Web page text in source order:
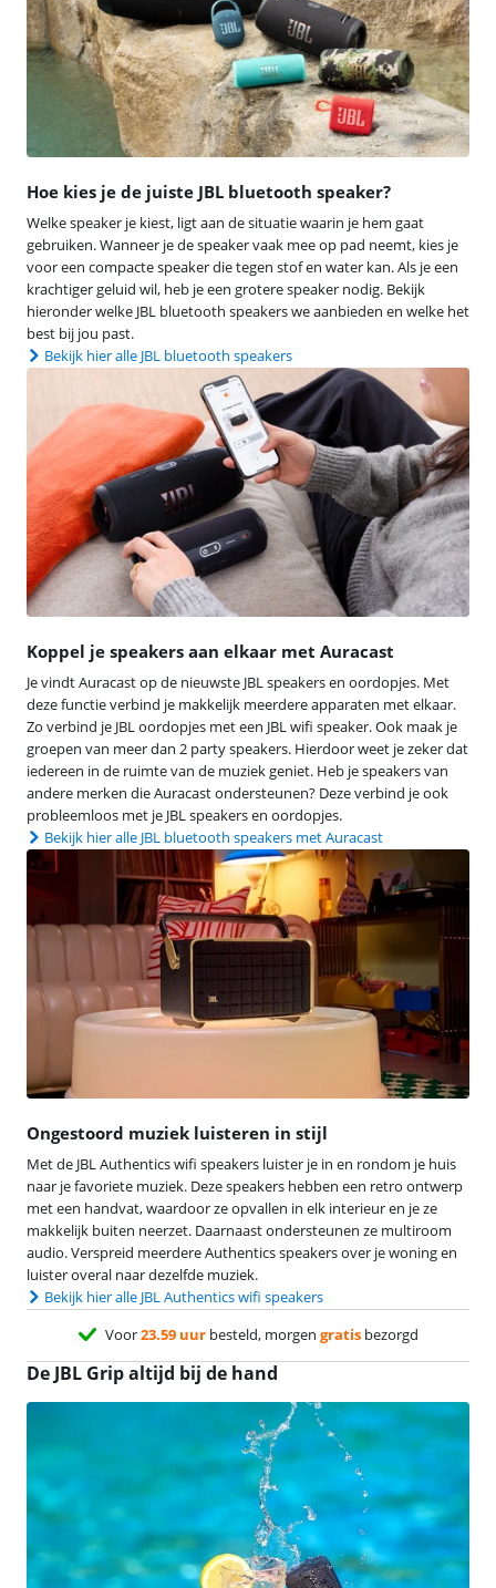
Hoe kies je de juiste JBL bluetooth speaker?
Welke speaker je kiest, ligt aan de situatie waarin je hem gaat
gebruiken. Wanneer je de speaker vaak mee op pad neemt, kies je
voor een compacte speaker die tegen stof en water kan. Als je een
krachtiger geluid wil, heb je een grotere speaker nodig. Bekijk
hieronder welke JBL bluetooth speakers we aanbieden en welke het
best bij jou past.
Bekijk hier alle JBL bluetooth speakers
Koppel je speakers aan elkaar met Auracast
Je vindt Auracast op de nieuwste JBL speakers en oordopjes. Met
deze functie verbind je makkelijk meerdere apparaten met elkaar.
Zo verbind je JBL oordopjes met een JBL wifi speaker. Ook maak je
groepen van meer dan 2 party speakers. Hierdoor weet je zeker dat
iedereen in de ruimte van de muziek geniet. Heb je speakers van
andere merken die Auracast ondersteunen? Deze verbind je ook
probleemloos met je JBL speakers en oordopjes.
Bekijk hier alle JBL bluetooth speakers met Auracast
Ongestoord muziek luisteren in stijl
Met de JBL Authentics wifi speakers luister je in en rondom je huis
naar je favoriete muziek. Deze speakers hebben een retro ontwerp
met een handvat, waardoor ze opvallen in elk interieur en je ze
makkelijk buiten neerzet. Daarnaast ondersteunen ze multiroom
audio. Verspreid meerdere Authentics speakers over je woning en
luister overal naar dezelfde muziek.
Bekijk hier alle JBL Authentics wifi speakers
Voor23.59 uurbesteld, morgen gratisbezorgd
De JBL Grip altijd bij de hand